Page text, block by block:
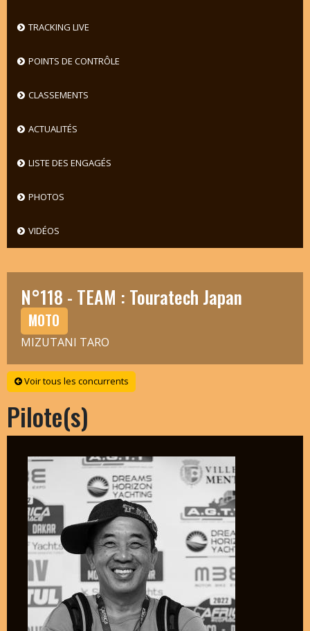
TRACKING LIVE
POINTS DE CONTRÔLE
CLASSEMENTS
ACTUALITÉS
LISTE DES ENGAGÉS
PHOTOS
VIDÉOS
N°118 - TEAM : Touratech Japan
MOTO
MIZUTANI TARO
Voir tous les concurrents
Pilote(s)